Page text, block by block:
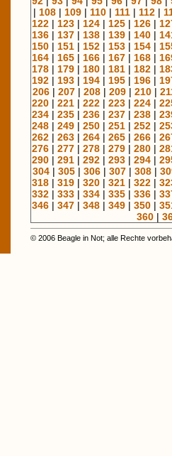
| 108| 109| 110| 111| 112|
122 | 123 | 124 | 125 | 126 |
136 | 137 | 138 | 139 | 140 |
150 | 151 | 152 | 153 | 154 |
164 | 165 | 166 | 167 | 168 |
178 | 179 | 180 | 181 | 182 |
192 | 193 | 194 | 195 | 196 |
206| 207| 208| 209| 210|
220 | 221 | 222 | 223 | 224 |
234 | 235 | 236 | 237 | 238 |
248 | 249 | 250 | 251 | 252 |
262 | 263 | 264 | 265 | 266 |
276 | 277 | 278 | 279 | 280 |
290 | 291 | 292 | 293 | 294 |
304| 305| 306| 307| 308|
318 | 319 | 320 | 321 | 322 |
332 | 333 | 334 | 335 | 336 |
346 | 347 | 348 | 349 | 350 |
360 |
© 2006 Beagle in Not; alle Rechte